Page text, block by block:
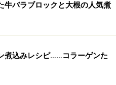
牛バラブロックと大根の人気煮
煮込みレシピ……コラーゲンた